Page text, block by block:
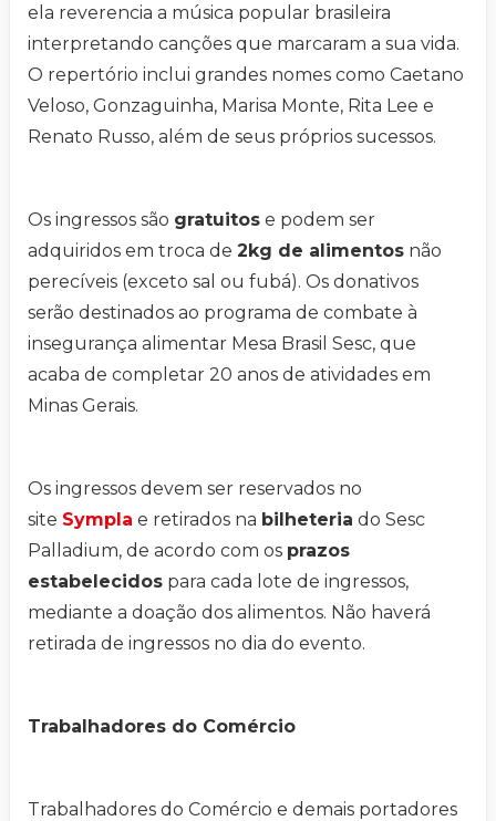
ela reverencia a música popular brasileira
interpretando canções que marcaram a sua vida.
O repertório inclui grandes nomes como Caetano
Veloso, Gonzaguinha, Marisa Monte, Rita Lee e
Renato Russo, além de seus próprios sucessos.
Os ingressos são gratuitos e podem ser
adquiridos em troca de 2kg de alimentos não
perecíveis (exceto sal ou fubá). Os donativos
serão destinados ao programa de combate à
insegurança alimentar Mesa Brasil Sesc, que
acaba de completar 20 anos de atividades em
Minas Gerais.
Os ingressos devem ser reservados no
site Sympla e retirados na bilheteria do Sesc
Palladium, de acordo com os prazos
estabelecidos para cada lote de ingressos,
mediante a doação dos alimentos. Não haverá
retirada de ingressos no dia do evento.
Trabalhadores do Comércio
Trabalhadores do Comércio e demais portadores